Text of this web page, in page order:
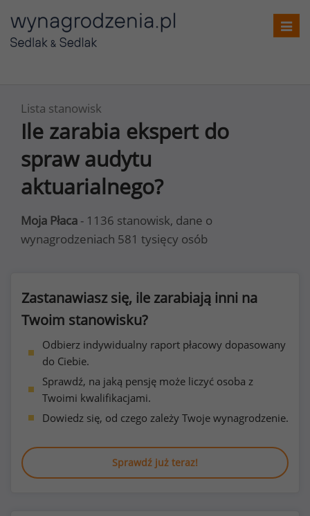
Lista stanowisk
Ile zarabia ekspert do
spraw audytu
aktuarialnego?
Moja Płaca - 1136 stanowisk, dane o
wynagrodzeniach 581 tysięcy osób
Zastanawiasz się, ile zarabiają inni na
Twoim stanowisku?
Odbierz indywidualny raport płacowy dopasowany
do Ciebie.
Sprawdź, na jaką pensję może liczyć osoba z
Twoimi kwalifikacjami.
Dowiedz się, od czego zależy Twoje wynagrodzenie.
Sprawdź już teraz!